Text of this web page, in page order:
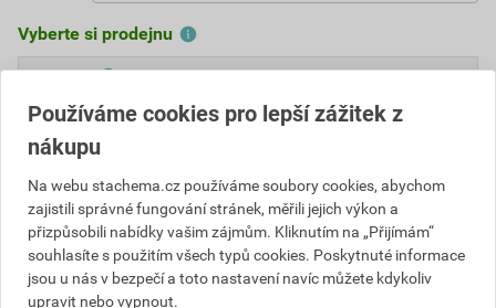
Vyberte si prodejnu
Cena s DPH
241,32 Kč
Cena bez DPH
ks Do košíku
Do košíku přidáte 1 ks za241,32Kč s DPH
Používáme cookies pro lepší zážitek z
nákupu
Na webu stachema.cz používáme soubory cookies, abychom
zajistili správné fungování stránek, měřili jejich výkon a
přizpůsobili nabídky vašim zájmům. Kliknutím na „Přijímám“
souhlasíte s použitím všech typů cookies. Poskytnuté informace
jsou u nás v bezpečí a toto nastavení navíc můžete kdykoliv
upravit nebo vypnout.